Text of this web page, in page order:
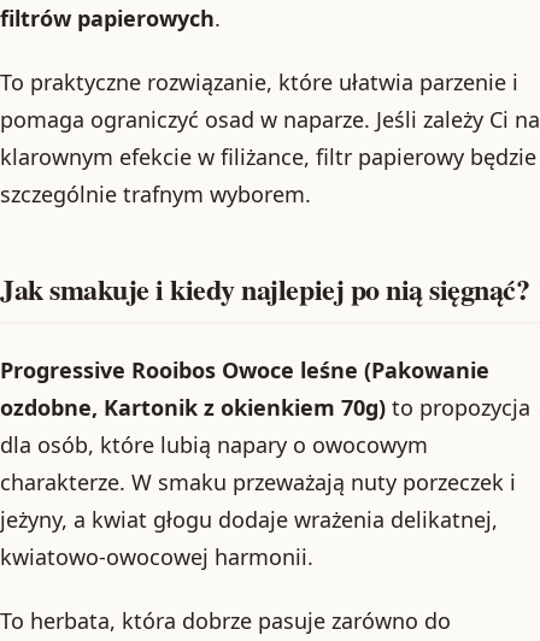
filtrów papierowych.
To praktyczne rozwiązanie, które ułatwia parzenie i
pomaga ograniczyć osad w naparze. Jeśli zależy Ci na
klarownym efekcie w filiżance, filtr papierowy będzie
szczególnie trafnym wyborem.
Jak smakuje i kiedy najlepiej po nią sięgnąć?
Progressive Rooibos Owoce leśne (Pakowanie
ozdobne, Kartonik z okienkiem 70g) to propozycja
dla osób, które lubią napary o owocowym
charakterze. W smaku przeważają nuty porzeczek i
jeżyny, a kwiat głogu dodaje wrażenia delikatnej,
kwiatowo-owocowej harmonii.
To herbata, która dobrze pasuje zarówno do